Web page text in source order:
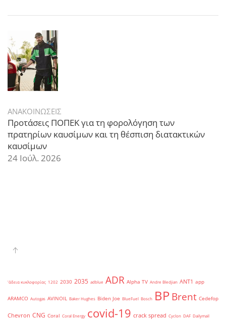
ΑΝΑΚΟΙΝΩΣΕΙΣ
Προτάσεις ΠΟΠΕΚ για τη φορολόγηση των
πρατηρίων καυσίμων και τη θέσπιση διατακτικών
καυσίμων
24 Ιούλ. 2026
'άδεια κυκλοφορίας 1202 2030 2035 adblue ADR Alpha TV Andre Bledjian ANT1 app
ARAMCO Autogas AVINOIL Baker Hughes Biden Joe BlueFuel Bosch BPBrent Cedefop
Chevron CNG Coral Coral Energy covid-19 crack spread Cyclon DAF Dailymail